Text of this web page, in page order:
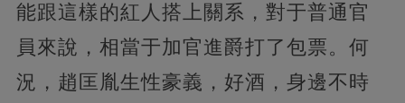
能跟這樣的紅人搭上關系，對于普通官
員來說，相當于加官進爵打了包票。何
況，趙匡胤生性豪義，好酒，身邊不時